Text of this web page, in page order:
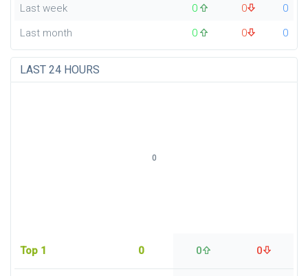
Last week
0 0
0
Last month
0 0 0
LAST 24 HOURS
Top 1 0 0 0
0